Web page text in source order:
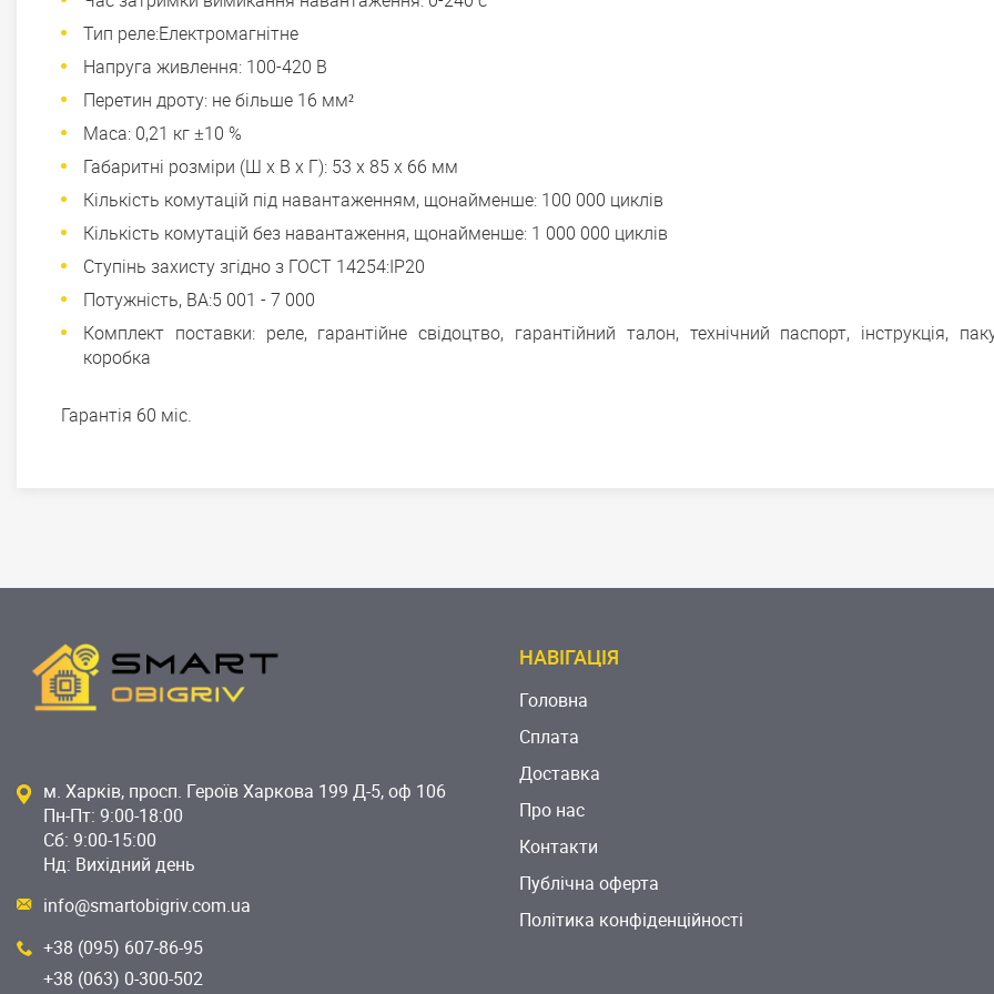
Тип реле:Електромагнітне
Напруга живлення: 100-420 В
Перетин дроту: не більше 16 мм²
Маса: 0,21 кг ±10 %
Габаритні розміри (Ш х В х Г): 53 х 85 х 66 мм
Кількість комутацій під навантаженням, щонайменше: 100 000 циклів
Кількість комутацій без навантаження, щонайменше: 1 000 000 циклів
Ступінь захисту згідно з ГОСТ 14254:IP20
Потужність, ВА:5 001 - 7 000
Комплект поставки: реле, гарантійне свідоцтво, гарантійний талон, технічний паспорт, інструкція,
коробка
Гарантія 60 міс.
м. Харків, просп. Героїв Харкова 199 Д-5, оф 106
Пн-Пт: 9:00-18:00
Сб: 9:00-15:00
Нд: Вихідний день
info@smartobigriv.com.ua
+38 (095) 607-86-95
+38 (063) 0-300-502
НАВІГАЦІЯ
Головна
Сплата
Доставка
Про нас
Контакти
Публічна оферта
Політика конфіденційності